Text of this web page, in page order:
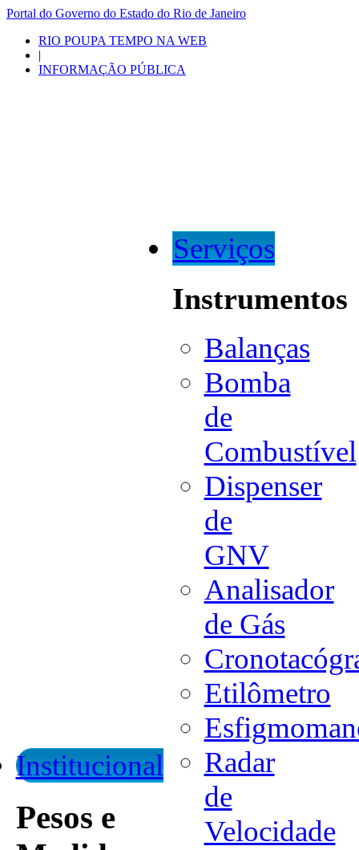
Portal do Governo do Estado do Rio de Janeiro
RIO POUPA TEMPO NA WEB
|
INFORMAÇÃO PÚBLICA
Institucional
Pesos e
Serviços
Instrumentos
Balanças
Bomba
de
Combustível
Dispenser
de
GNV
Analisador
de Gás
Etilômetro
Radar
de
Velocidade